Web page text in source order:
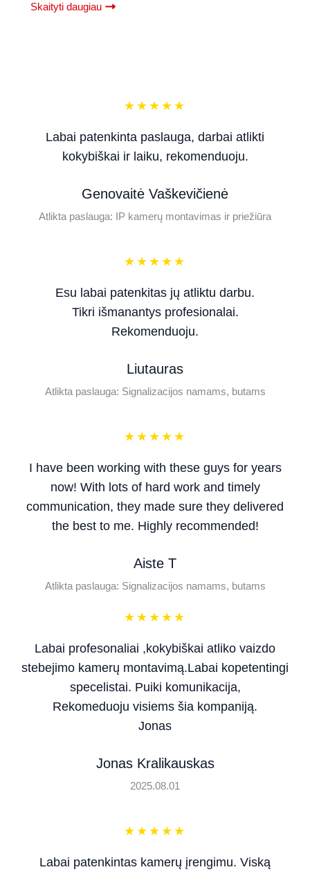
Skaityti daugiau
★ ★ ★ ★ ★
Labai patenkinta paslauga, darbai atlikti
kokybiškai ir laiku, rekomenduoju.
Genovaitė Vaškevičienė
Atlikta paslauga: IP kamerų montavimas ir priežiūra
★ ★ ★ ★ ★
Esu labai patenkitas jų atliktu darbu.
Tikri išmanantys profesionalai.
Rekomenduoju.
Liutauras
Atlikta paslauga: Signalizacijos namams, butams
★ ★ ★ ★ ★
I have been working with these guys for years
now! With lots of hard work and timely
communication, they made sure they delivered
the best to me. Highly recommended!
Aiste T
Atlikta paslauga: Signalizacijos namams, butams
★ ★ ★ ★ ★
Labai profesonaliai ,kokybiškai atliko vaizdo
stebejimo kamerų montavimą.Labai kopetentingi
specelistai. Puiki komunikacija,
Rekomeduoju visiems šia kompaniją.
Jonas
Jonas Kralikauskas
2025.08.01
★ ★ ★ ★ ★
Labai patenkintas kamerų įrengimu. Viską